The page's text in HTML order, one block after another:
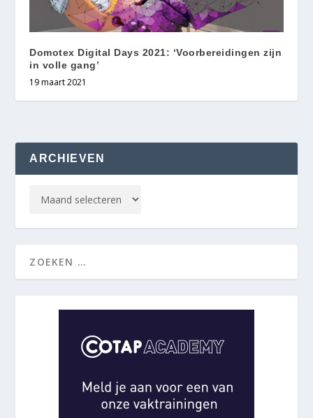
Domotex Digital Days 2021: ‘Voorbereidingen zijn
in volle gang’
19 maart 2021
ARCHIEVEN